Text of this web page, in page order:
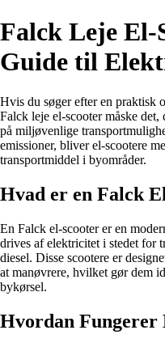
Falck Leje El-
Guide til
Hvis du søger efter en praktisk
Falck leje el-scooter måske
på miljøvenlige
emissioner, bliver el-scootere
transportmiddel i byområder.
Hvad er en Falck
En Falck el-scooter er en
drives af elektricitet i stedet for
diesel. Disse scootere er
at manøvrere, hvilket gør dem
bykørsel.
Hvordan Fungerer